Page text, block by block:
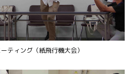
ティング（紙飛行機大会）